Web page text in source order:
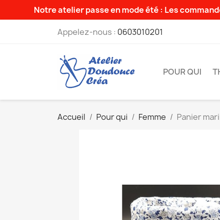
Notre atelier passe en mode été : Les
Appelez-nous : 0603010201
POUR QUI
Accueil Pour qui Femme Panier